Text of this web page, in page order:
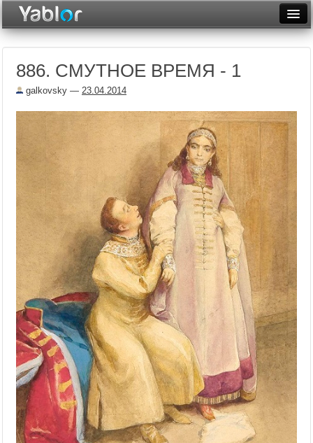
Неделя
Рейтинги
Архив
Фототоп
Видеотоп
886. СМУТНОЕ ВРЕМЯ - 1
galkovsky — 23.04.2014